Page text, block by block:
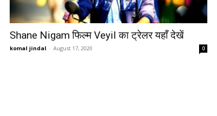
Shane Nigam फिल्म Veyil का ट्रेलर यहाँ देखें
komal jindal - August 17, 2020 0